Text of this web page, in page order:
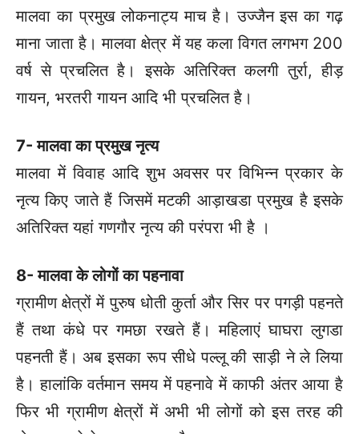
मालवा का प्रमुख लोकनाट्य माच है। उज्जैन इस का गढ़
माना जाता है। मालवा क्षेत्र में यह कला विगत लगभग 200
वर्ष से प्रचलित है। इसके अतिरिक्त कलगी तुर्रा, हीड़
गायन, भरतरी गायन आदि भी प्रचलित है।
7- मालवा का प्रमुख नृत्य
मालवा में विवाह आदि शुभ अवसर पर विभिन्न प्रकार के
नृत्य किए जाते हैं जिसमें मटकी आड़ाखडा प्रमुख है इसके
अतिरिक्त यहां गणगौर नृत्य की परंपरा भी है ।
8- मालवा के लोगों का पहनावा
ग्रामीण क्षेत्रों में पुरुष धोती कुर्ता और सिर पर पगड़ी पहनते
हैं तथा कंधे पर गमछा रखते हैं। महिलाएं घाघरा लुगडा
पहनती हैं। अब इसका रूप सीधे पल्लू की साड़ी ने ले लिया
है। हालांकि वर्तमान समय में पहनावे में काफी अंतर आया है
फिर भी ग्रामीण क्षेत्रों में अभी भी लोगों को इस तरह की